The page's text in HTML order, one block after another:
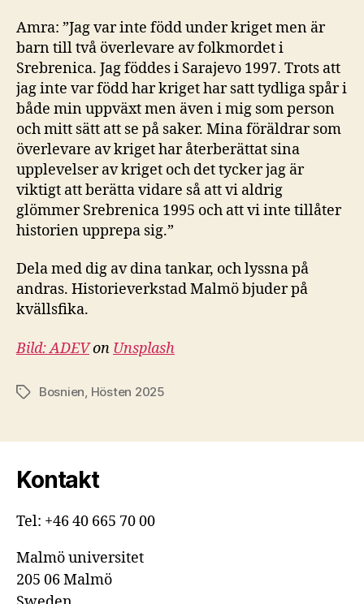
Amra: ”Jag var inte född under kriget men är
barn till två överlevare av folkmordet i
Srebrenica. Jag föddes i Sarajevo 1997. Trots att
jag inte var född har kriget har satt tydliga spår i
både min uppväxt men även i mig som person
och mitt sätt att se på saker. Mina föräldrar som
överlevare av kriget har återberättat sina
upplevelser av kriget och det tycker jag är
viktigt att berätta vidare så att vi aldrig
glömmer Srebrenica 1995 och att vi inte tillåter
historien upprepa sig.”
Dela med dig av dina tankar, och lyssna på
andras. Historieverkstad Malmö bjuder på
kvällsfika.
Bild:ADEVon Unsplash
Etiketter
Bosnien, Hösten 2025
Kontakt
Tel: +46 40 665 70 00
Malmö universitet
205 06 Malmö